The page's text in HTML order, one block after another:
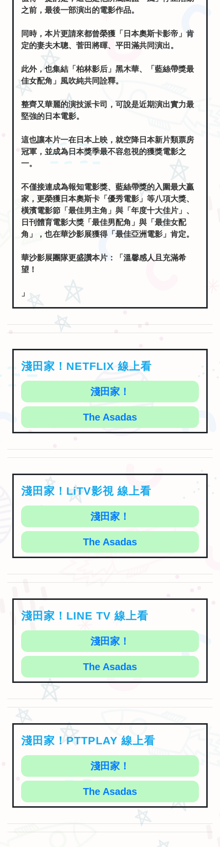
同時，本片更請來都曾榮獲「日本奧斯卡影帝」肯
此外，也集結「柏林影后」黑木華、「藍絲帶獎最
佳女配角」風吹純共同詮釋。
整齊又華麗的演技派卡司，可說是近期演出實力最
堅強的日本電影。
這也讓本片一在日本上映，就空降日本新片類票房
一。
不僅接連成為報知電影獎、藍絲帶獎的入圍最大贏
家，更榮獲日本奧斯卡「優秀電影」等八項大獎、
橫濱電影節「最佳男主角」與「年度十大佳片」、
日刊體育電影大獎「最佳男配角」與「最佳女配
角」，也在華沙影展獲得「最佳亞洲電影」肯定。
華沙影展團隊更盛讚本片：「溫馨感人且充滿希
」
淺田家！
The Asadas
淺田家！
The Asadas
淺田家！
The Asadas
淺田家！PTTPLAY 線上看
淺田家！
The Asadas